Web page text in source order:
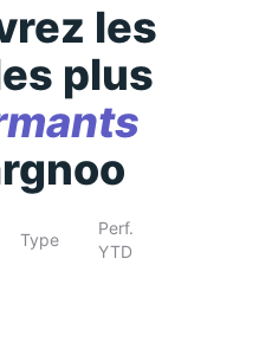
les
plus
Type
Perf.
YTD